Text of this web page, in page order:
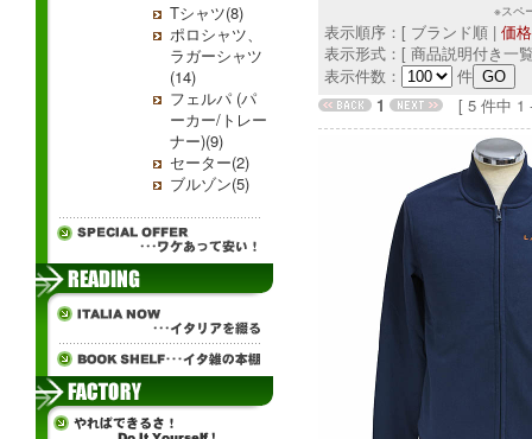
Tシャツ(8)
ポロシャツ、
ラガーシャツ
(14)
フェルパ (パ
ーカー/トレー
ナー)(9)
セーター(2)
ブルゾン(5)
※スペ
表示順序：[ ブランド順 | 価
表示形式：[ 商品説明付き一
表示件数：
件
1
[ 5 件中 1